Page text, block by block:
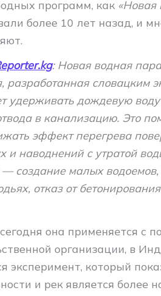
программ, как «Новая
более 10 лет назад, и
: Новая водная
разработанная словацким
удерживать дождевую
в канализацию. Это
эффект перегрева
и наводнений с утратой
создание малых водоемов,
отказ от
она применяется с
организации, в
эксперимент, который
и рек является